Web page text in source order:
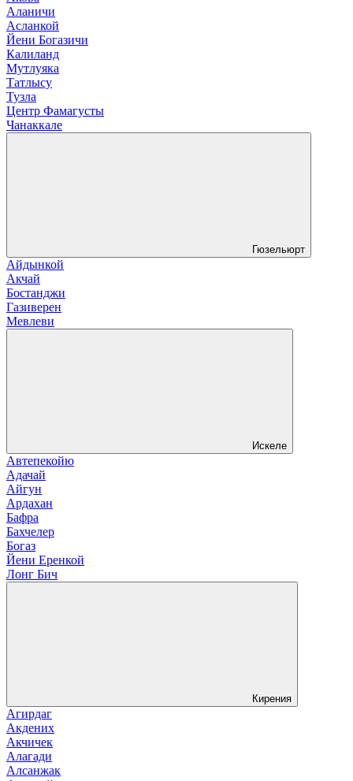
Аланичи
Асланкой
Йени Богазичи
Калиланд
Мутлуяка
Татлысу
Тузла
Центр Фамагусты
Чанаккале
Гюзельюрт
Айдынкой
Акчай
Бостанджи
Газиверен
Мевлеви
Искеле
Автепекойю
Адачай
Айгун
Ардахан
Бафра
Бахчелер
Богаз
Йени Еренкой
Лонг Бич
Кирения
Агирдаг
Акдених
Акчичек
Алагади
Алсанжак